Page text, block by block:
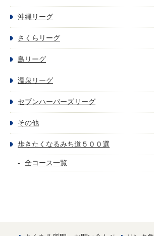
沖縄リーグ
さくらリーグ
島リーグ
温泉リーグ
セブンハーバーズリーグ
その他
歩きたくなるみち道５００選
全コース一覧